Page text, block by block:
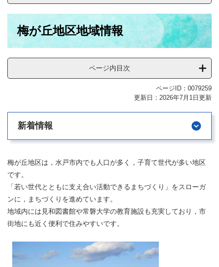
梅が丘地区地域情報
ページ内目次
ページID：0079259
更新日：2026年7月1日更新
新着情報
梅が丘地区は，水戸市内でも人口が多く，子育て世代が多い地区
です。
「若い世代とともに支え合い活動できるまちづくり」をスローガ
ンに，まちづくりを進めています。
地域内には見和図書館や常磐大学の教育施設も充実しており，市
街地にも近く便利で住みやすいです。